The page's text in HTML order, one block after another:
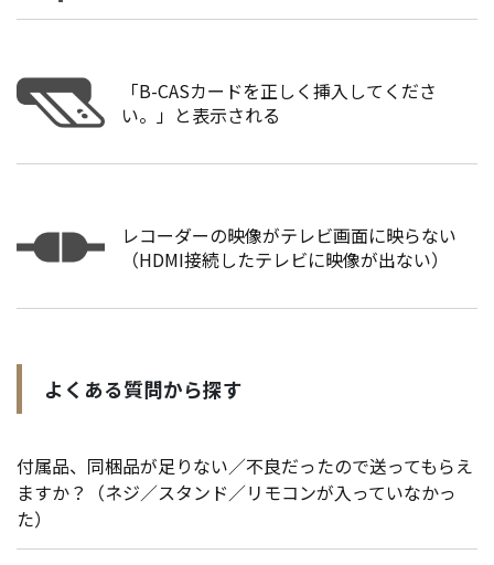
「B-CASカードを正しく挿入してくださ
い。」と表示される
レコーダーの映像がテレビ画面に映らない
（HDMI接続したテレビに映像が出ない）
よくある質問から探す
付属品、同梱品が足りない／不良だったので送ってもらえ
ますか？（ネジ／スタンド／リモコンが入っていなかっ
た）